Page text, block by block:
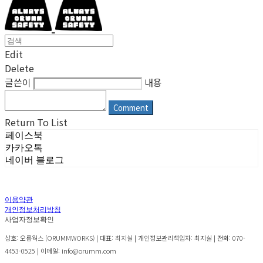
Edit
Delete
글쓴이
내용
Comment
Return To List
페이스북
카카오톡
네이버 블로그
이용약관
개인정보처리방침
사업자정보확인
상호: 오름웍스 (ORUMMWORKS) | 대표: 최지실 | 개인정보관리책임자: 최지실 | 전화: 070-
4453-0525 | 이메일: info@orumm.com